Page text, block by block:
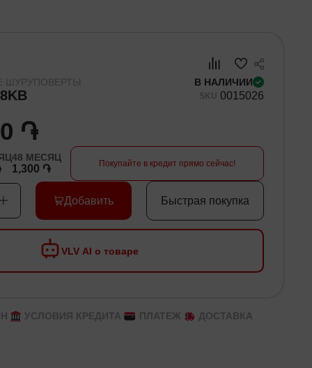
VLV AI о товаре
ШУРУПОВЕРТЫ В НАЛИЧИИ
SKU 0015026
֏
48 МЕСЯЦ
1,300 ֏ Покупайте в кредит прямо сейчас!
Добавить Быстрая покупка
УСЛОВИЯ КРЕДИТА ПЛАТЕЖ ДОСТАВКА